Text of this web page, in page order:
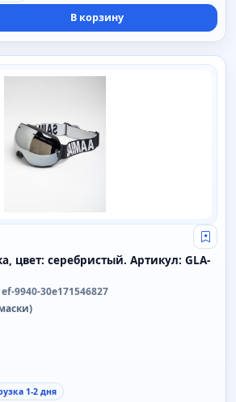
В корзину
Свой
цвет: серебристый. Артикул: GLA-
9940-30e171546827
1-2 дня